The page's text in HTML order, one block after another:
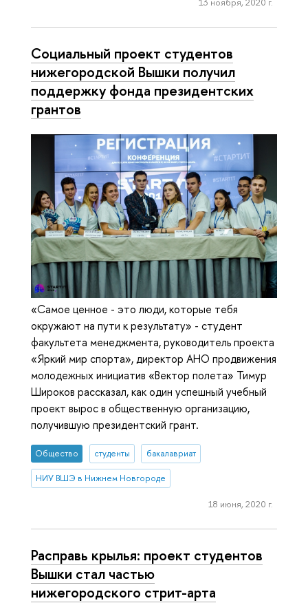
Социальный проект студентов
нижегородской Вышки получил
поддержку фонда президентских
грантов
«Самое ценное - это люди, которые тебя
окружают на пути к результату» - студент
факультета менеджмента, руководитель проекта
«Яркий мир спорта», директор АНО продвижения
молодежных инициатив «Вектор полета» Тимур
Широков рассказал, как один успешный учебный
проект вырос в общественную организацию,
получившую президентский грант.
Общество студенты бакалавриат
НИУ ВШЭ в Нижнем Новгороде
18 июня, 2020 г.
Расправь крылья: проект студентов
Вышки стал частью
нижегородского стрит-арта